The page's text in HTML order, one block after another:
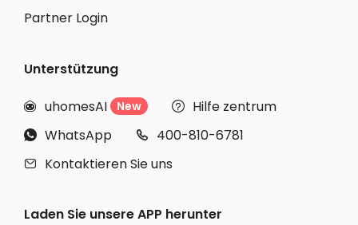
Partner Login
Unterstützung
 uhomesAI New  Hilfe zentrum
 WhatsApp  400-810-6781
 Kontaktieren Sie uns
Laden Sie unsere APP herunter